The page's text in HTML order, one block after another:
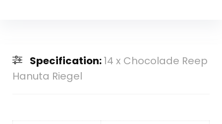
Specification:14 x Chocolade Reep
Hanuta Riegel